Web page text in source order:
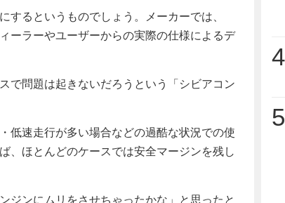
るというものでしょう。メーカーでは、
ーラーやユーザーからの実際の仕様によるデ
で問題は起きないだろうという「シビアコン
低速走行が多い場合などの過酷な状況での使
、ほとんどのケースでは安全マージンを残し
ンにムリをさせちゃったかな」と思ったと
4
5